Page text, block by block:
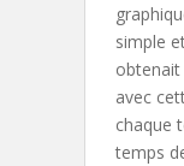
simple
avec
chaque
temps